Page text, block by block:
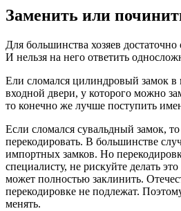
Заменить или
Для большинства хозяев
И нельзя на него ответить
Ели сломался цилиндровый замок
входной двери, у которого можно
то конечно же лучше поступить
Если сломался сувальдный замок,
перекодировать. В большинстве
импортных замков. Но
специалисту, не рискуйте делать
может полностью заклинить.
перекодировке не подлежат.
менять.